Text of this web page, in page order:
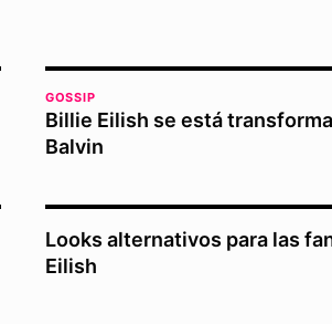
GOSSIP
Billie Eilish se está
Balvin
Looks alternativos para las
Eilish